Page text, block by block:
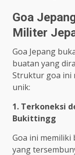
Goa
Militer
Goa Jepang
buatan yang
Struktur goa ini
unik:
1. Terkoneksi
Bukittingg
Goa ini memiliki
yang